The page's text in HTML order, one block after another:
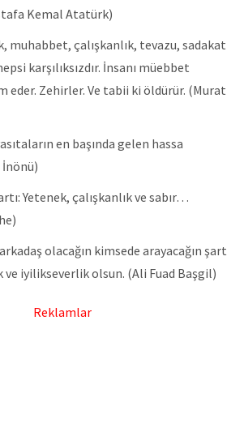
Kemal Atatürk)
çalışkanlık, tevazu, sadakat
karşılıksızdır. İnsanı müebbet
eder. Zehirler. Ve tabii ki öldürür. (Murat
en başında gelen hassa
İnönü)
Yetenek, çalışkanlık ve sabır…
olacağın kimsede arayacağın şart
ve iyilikseverlik olsun. (Ali Fuad Başgil)
Reklamlar